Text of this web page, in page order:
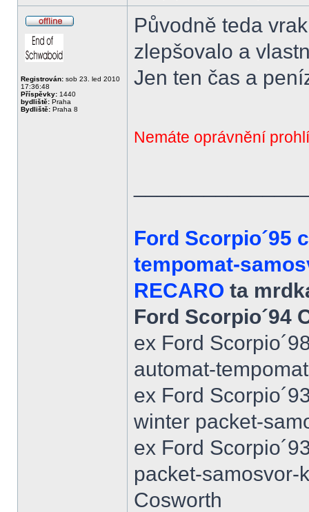
Registrován: sob 23. led 2010
17:36:48
Příspěvky: 1440
bydliště: Praha
Bydliště: Praha 8
Původně teda
zlepšovalo a
Jen ten čas a
Nemáte oprávnění
Ford Scorpio´95
tempomat-
RECARO ta
Ford Scorpio´94
ex Ford
automat-
ex Ford
winter packet-
ex Ford
packet-samosvor-
Cosworth